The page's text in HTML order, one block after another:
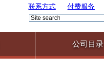
联系方式 付费服务
公司目录